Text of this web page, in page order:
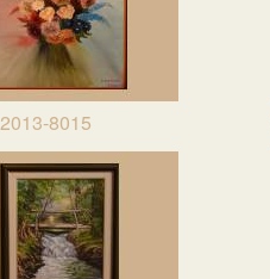
8015